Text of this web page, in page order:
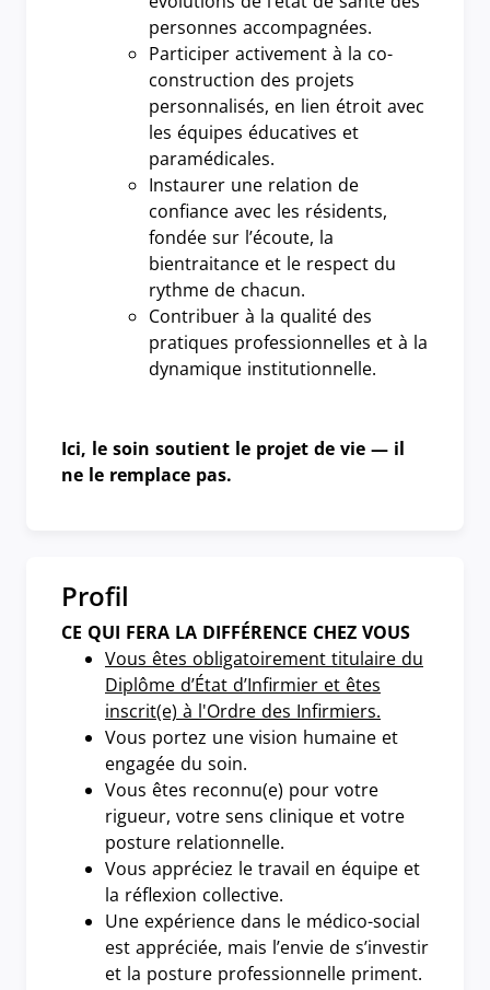
personnes accompagnées.
Participer activement à la co-
construction des projets
personnalisés, en lien étroit avec
les équipes éducatives et
paramédicales.
Instaurer une relation de
confiance avec les résidents,
fondée sur l’écoute, la
bientraitance et le respect du
rythme de chacun.
Contribuer à la qualité des
pratiques professionnelles et à la
dynamique institutionnelle.
Ici, le soin soutient le projet de vie — il
ne le remplace pas.
Profil
CE QUI FERA LA DIFFÉRENCE CHEZ VOUS
Vous êtes obligatoirement titulaire du
Diplôme d’État d’Infirmier et êtes
inscrit(e) à l'Ordre des Infirmiers.
Vous portez une vision humaine et
engagée du soin.
Vous êtes reconnu(e) pour votre
rigueur, votre sens clinique et votre
posture relationnelle.
Vous appréciez le travail en équipe et
la réflexion collective.
Une expérience dans le médico-social
est appréciée, mais l’envie de s’investir
et la posture professionnelle priment.